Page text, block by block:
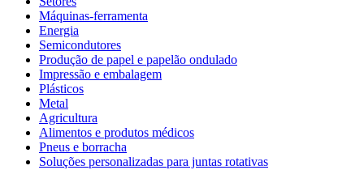
Máquinas-ferramenta
Energia
Semicondutores
Produção de papel e papelão ondulado
Impressão e embalagem
Plásticos
Metal
Agricultura
Alimentos e produtos médicos
Pneus e borracha
Soluções personalizadas para juntas rotativas